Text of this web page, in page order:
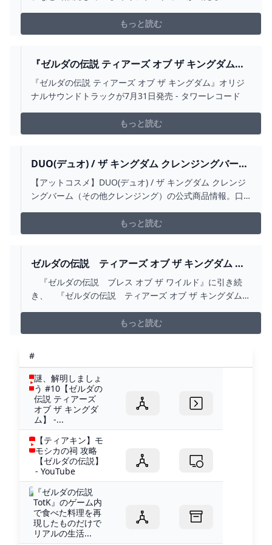
ります！さらにお店で最後のくじを引くと特別なラスト
ワン賞が手に入ります！
もっと読む
『ゼルダの伝説 ティアーズ オブ ザ キングダム』
オリジナルサウンドトラックが7月31日発売 -
TOWER RECORDS ONLINE
『ゼルダの伝説 ティアーズ オブ ザ キングダム』オリジ
ナルサウンドトラックが7月31日発売 - タワーレコード
もっと読む
DUO(デュオ) / ザ キングダム クレンジングバーム
の公式商品情報｜美容・化粧品情報はアットコス
メ
【アットコスメ】DUO(デュオ) / ザ キングダム クレンジ
ングバーム（その他クレンジング）の公式商品情報。口
ングバームに関する記事やQ&Aをチェックできます。美
容・化粧品のクチコミ情報を探すなら@cosme！
もっと読む
ゼルダの伝説 ティアーズ オブ ザ キングダム パ
ーフェクトガイド パーフェクトガイド 書籍情報
ファミ通と電撃の攻略本
『ゼルダの伝説 ブレス オブ ザ ワイルド』に引き続
き、 『ゼルダの伝説 ティアーズ オブ ザ キングダム』
詳細マップを本書と付録ポスターにバッチリ...
もっと読む
#
謎、解明しましょ
う #10【ゼルダの
伝説 ティアーズ
オブ ザ キングダ
ム】 -...
【ティアキン】モ
モシカの祠 攻略
【ゼルダの伝説】
- YouTube
『ゼルダの伝説
TotK』のゲーム内
で食べた料理を再
現したものだけで
リアルの生活...